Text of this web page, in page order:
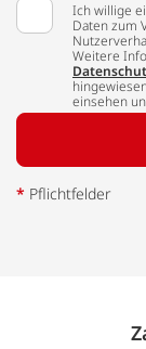
Ich willige
Daten zum
Weitere
einsehen
* Pflichtfelder